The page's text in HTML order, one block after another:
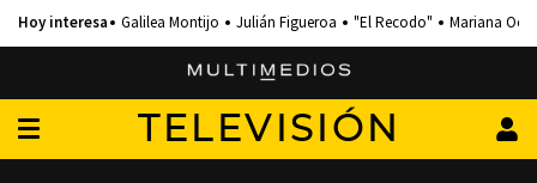
Galilea Montijo Julián Figueroa "El Recodo" Mariana
TELEVISIÓN